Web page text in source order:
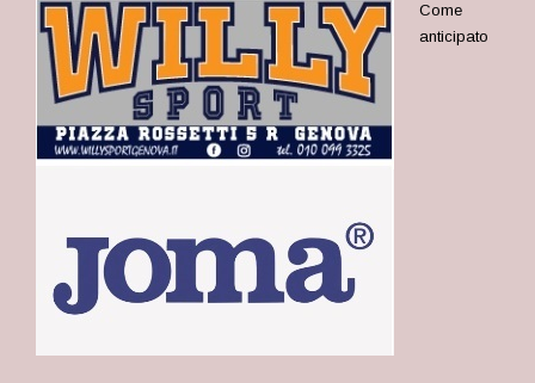
Come
anticipato